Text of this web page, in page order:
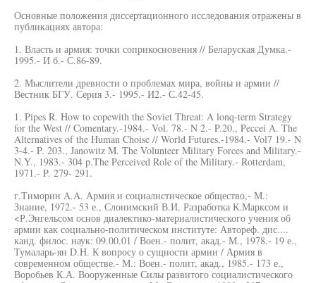
Основные положения диссертационного исследования отражены в
публикациях автора:
1. Власть и армия: точки соприкосновения // Беларуская Думка.-
1995.- И б.- С.86-89.
2. Мыслители древности о проблемах мира, войны и армии //
Вестник БГУ. Серия 3.- 1995.- И2.- С.42-45.
1. Pipes R. How to copewith the Soviet Threat: A lonq-term Strategy
for the West // Comentary.-1984.- Vol. 78.- N 2.- P.20., Peccei A. The
Alternatives of the Human Choise // World Futures.-1984.- Vol7 19.- N
3-4.- P. 203., Janowitz M. The Volunteer Military Forces and Military.-
N.Y., 1983.- 304 p.The Perceived Role of the Military.- Rotterdam,
1971.- P. 279- 291.
г.Тиморин A.A. Армия и социалистическое общество,- М.:
Знание, 1972.- 53 е., Слонимский В.И. Разработка К.Марксом и
<Р.Энгельсом основ диалектико-материалистического учения об
армии как социально-политическом институте: Автореф. дис....
канд. филос. наук: 09.00.01 / Воен.- полит, акад.- М., 1978.- 19 е.,
Тумаларь-ян D.H. К вопросу о сущности армии / Армия в
современном обществе.- М.: Воен.- полит, акад., 1985.- 173 е.,
Воробьев К.А. Вооруженные Силы развитого социалистического